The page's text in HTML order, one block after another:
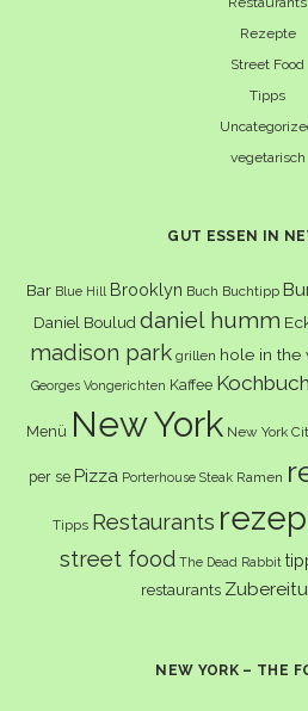
Rezepte
Street Food
Tipps
vegetarisch
GUT ESSEN IN
Bar Blue Hill Brooklyn Buch Buchtipp
Daniel Boulud daniel humm
madison park grillen hole in the
Georges Vongerichten Kaffee Kochbuch
Menü New York New York
per se Pizza Porterhouse Steak Ramen
Tipps Restaurants
street food The Dead Rabbit
restaurants
NEW YORK – THE